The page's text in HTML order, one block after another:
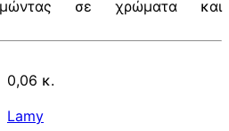
σε χρώματα και
0,06 κ.
Lamy